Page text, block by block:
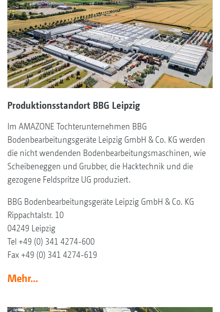
Produktionsstandort BBG Leipzig
Im AMAZONE Tochterunternehmen BBG
Bodenbearbeitungsgeräte Leipzig GmbH & Co. KG werden
die nicht wendenden Bodenbearbeitungsmaschinen, wie
Scheibeneggen und Grubber, die Hacktechnik und die
gezogene Feldspritze UG produziert.
BBG Bodenbearbeitungsgeräte Leipzig GmbH & Co. KG
Rippachtalstr. 10
04249 Leipzig
Tel +49 (0) 341 4274-600
Fax +49 (0) 341 4274-619
Mehr…